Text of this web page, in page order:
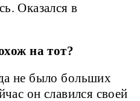
Оказался в
на тот?
не было больших
он славился своей